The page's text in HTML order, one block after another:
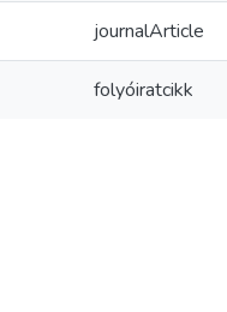
journalArticle
folyóiratcikk